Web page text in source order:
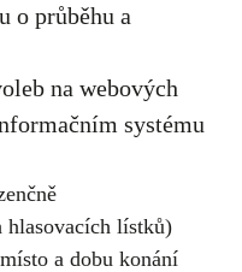
o průběhu a
na webových
systému
lístků)
a dobu konání